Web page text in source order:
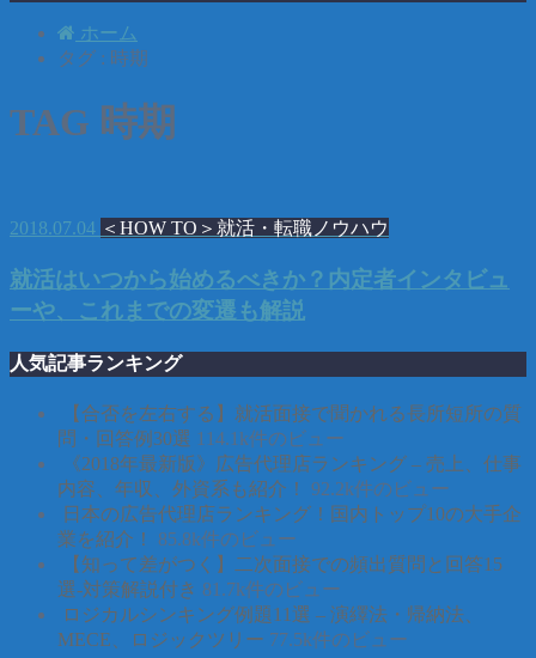
ホーム
タグ : 時期
TAG 時期
2018.07.04 ＜HOW TO＞就活・転職ノウハウ
就活はいつから始めるべきか？内定者インタビュ
ーや、これまでの変遷も解説
人気記事ランキング
【合否を左右する】就活面接で聞かれる長所短所の質
問・回答例30選 114.1k件のビュー
《2018年最新版》広告代理店ランキング – 売上、仕事
内容、年収、外資系も紹介！
92.2k件のビュー
日本の広告代理店ランキング！国内トップ10の大手企
業を紹介！
85.8k件のビュー
【知って差がつく】二次面接での頻出質問と回答15
選-対策解説付き 81.7k件のビュー
ロジカルシンキング例題11選 – 演繹法・帰納法、
MECE、ロジックツリー 77.5k件のビュー